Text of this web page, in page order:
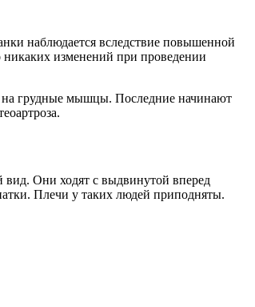
наблюдается вследствие повышенной
никаких изменений при проведении
на грудные мышцы. Последние начинают
вид. Они ходят с выдвинутой вперед
Плечи у таких людей приподняты.